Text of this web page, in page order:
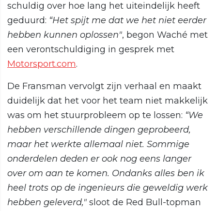
schuldig over hoe lang het uiteindelijk heeft
geduurd: “Het spijt me dat we het niet eerder
hebben kunnen oplossen", begon Waché met
een verontschuldiging in gesprek met
Motorsport.com.
De Fransman vervolgt zijn verhaal en maakt
duidelijk dat het voor het team niet makkelijk
was om het stuurprobleem op te lossen: “We
hebben verschillende dingen geprobeerd,
maar het werkte allemaal niet. Sommige
onderdelen deden er ook nog eens langer
over om aan te komen. Ondanks alles ben ik
heel trots op de ingenieurs die geweldig werk
hebben geleverd," sloot de Red Bull-topman